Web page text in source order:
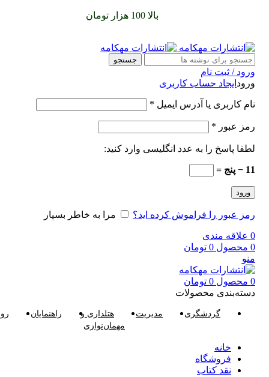
بالا 100 هزار تومان
جستجو
ورود / ثبت نام
ورود ایجاد حساب کاربری
نام کاربری یا آدرس ایمیل *
رمز عبور *
لطفا پاسخ را به عدد انگلیسی وارد کنید:
11 − پنج =
ورود
رمز عبور را فراموش کرده اید؟ مرا به خاطر بسپار
0 علاقه مندی
0 محصول 0 تومان
منو
0 محصول 0 تومان
دسته‌بندی محصولات
گردشگری مدیریت
هتلداری و
مهمان‌نوازی
راهنمایان
خانه
فروشگاه
نقد کتاب